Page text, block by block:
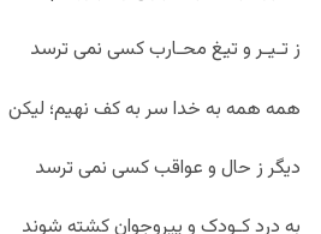
ز تـیـر و تیغ محـارب کسی نمی ترسد
همه همه به خدا سر به کف نهیم؛ لیکن
دیگر ز حال و عواقب کسی نمی ترسد
به درد کـودک و پیروجوان کشته شوند